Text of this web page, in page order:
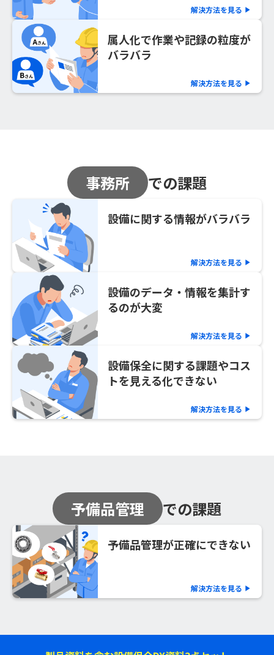
解決方法を見る play_arrow
属人化で作業や記録の粒度が
バラバラ
解決方法を見る play_arrow
事務所 での課題
設備に関する情報がバラバラ
解決方法を見る play_arrow
設備のデータ・情報を集計す
るのが大変
解決方法を見る play_arrow
設備保全に関する課題やコス
トを見える化できない
解決方法を見る play_arrow
予備品管理 での課題
予備品管理が正確にできない
解決方法を見る play_arrow